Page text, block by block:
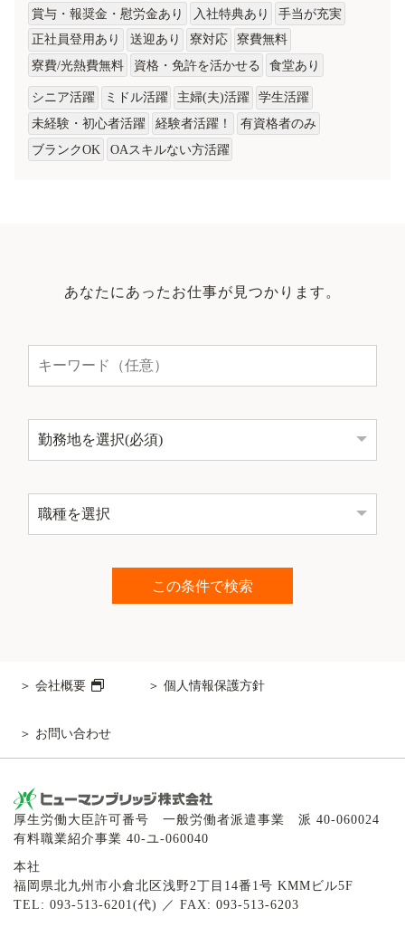
賞与・報奨金・慰労金あり
入社特典あり
手当が充実
正社員登用あり
送迎あり 寮対応
寮費無料
寮費/光熱費無料
資格・免許を活かせる 食堂あり
シニア活躍 ミドル活躍 主婦(夫)活躍
学生活躍
未経験・初心者活躍
経験者活躍！
有資格者のみ
ブランクOK
OAスキルない方活躍
あなたにあったお仕事が見つかります。
会社概要 個人情報保護方針
お問い合わせ
厚生労働大臣許可番号 一般労働者派遣事業 派 40-060024
有料職業紹介事業 40-ユ-060040
本社
福岡県北九州市小倉北区浅野2丁目14番1号 KMMビル5F
TEL: 093-513-6201(代) ／ FAX: 093-513-6203